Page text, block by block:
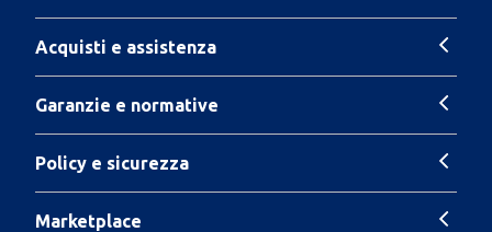
Acquisti e assistenza
Garanzie e normative
Policy e sicurezza
Marketplace